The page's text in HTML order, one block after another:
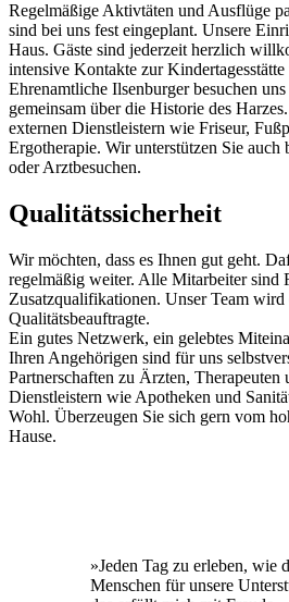
Regelmäßige Aktivtäten und Ausflüge
sind bei uns fest eingeplant. Unsere
Haus. Gäste sind jederzeit herzlich
intensive Kontakte zur
Ehrenamtliche Ilsenburger besuchen
gemeinsam über die Historie des
externen Dienstleistern wie Friseur,
Ergotherapie. Wir unterstützen Sie auch
oder Arztbesuchen.
Qualitätssicherheit
Wir möchten, dass es Ihnen gut geht.
regelmäßig weiter. Alle Mitarbeiter sind
Zusatzqualifikationen. Unser Team wird
Qualitätsbeauftragte.
Ein gutes Netzwerk, ein gelebtes
Ihren Angehörigen sind für uns
Partnerschaften zu Ärzten, Therapeuten
Dienstleistern wie Apotheken und
Wohl. Überzeugen Sie sich gern vom
Hause.
»Jeden Tag zu erleben, wie
Menschen für unsere